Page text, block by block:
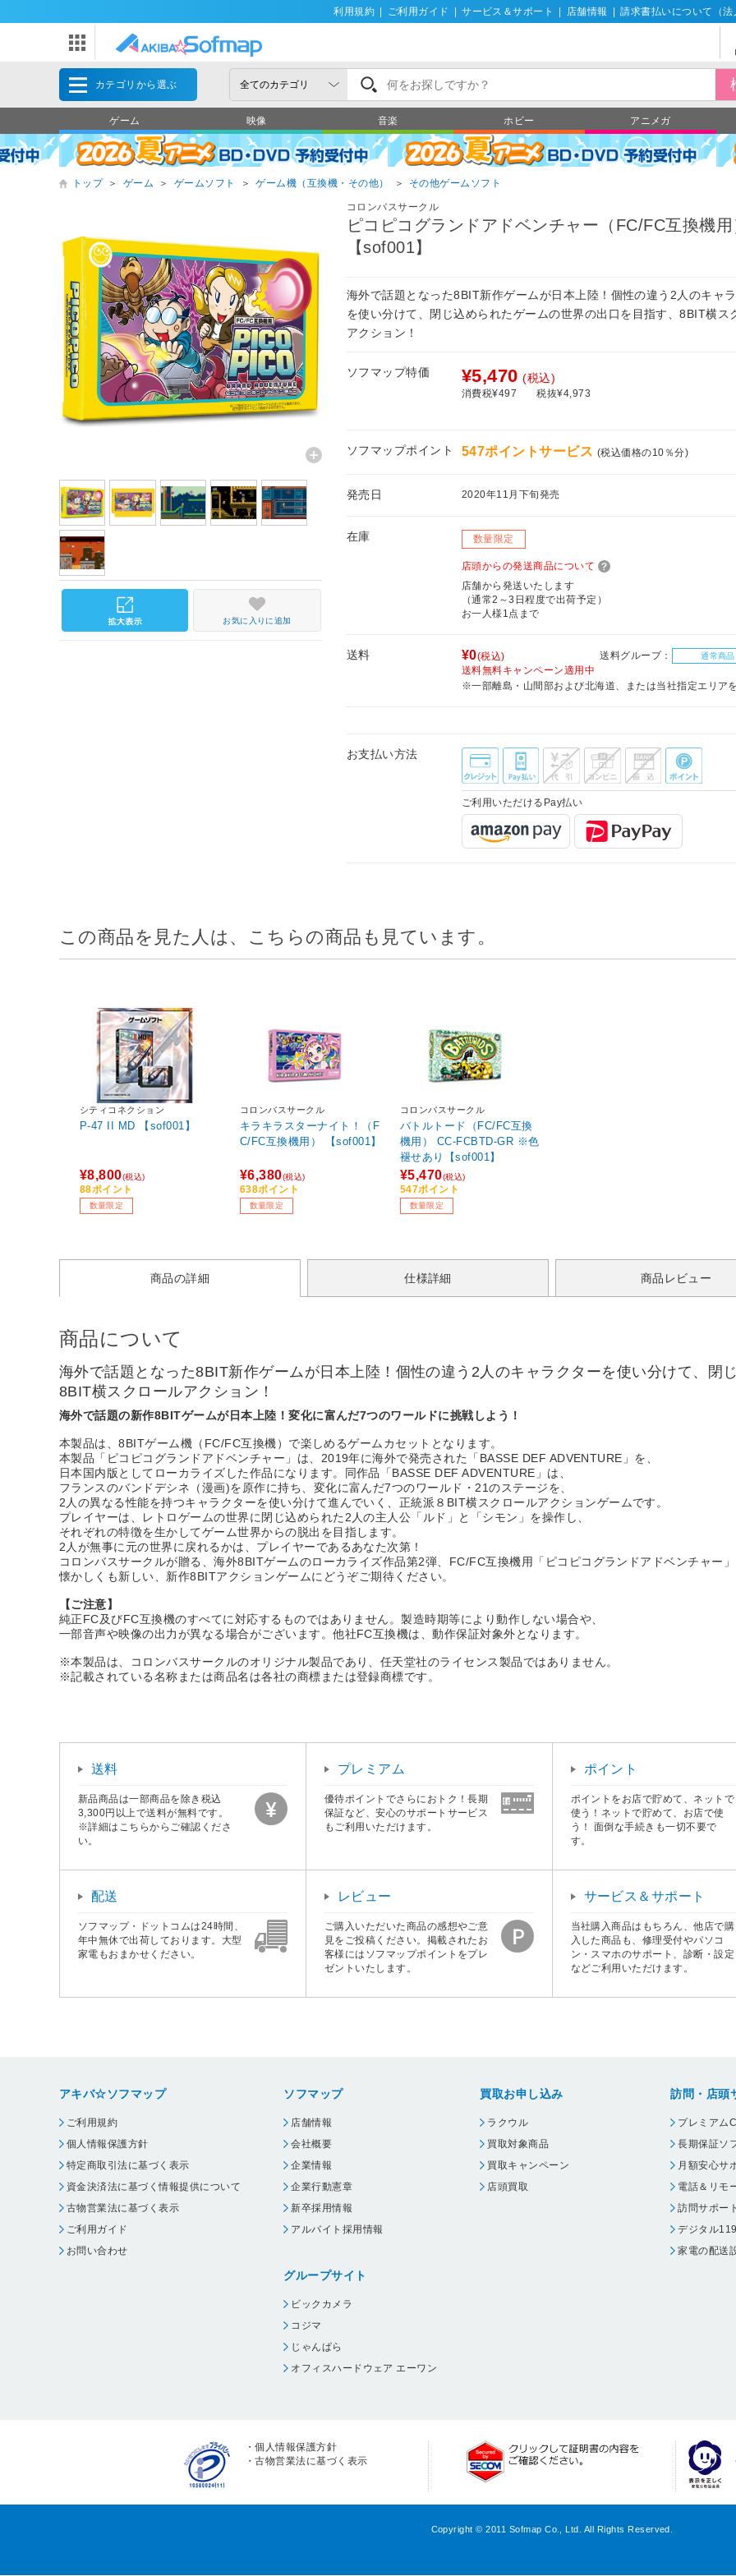
利用規約 ご利用ガイド サービス＆サポート 店舗情報 請求書払いについて（法
カテゴリから選ぶ
ゲーム 映像 音楽 ホビー アニメガ
トップ ＞ ゲーム ＞ ゲームソフト ＞ ゲーム機（互換機・その他） ＞ その他ゲームソフト
コロンバスサークル
ピコピコグランドアドベンチャー（FC/FC互換機用
【sof001】
海外で話題となった8BIT新作ゲームが日本上陸！個性の違う2人のキャ
を使い分けて、閉じ込められたゲームの世界の出口を目指す、8BIT横ス
アクション！
ソフマップ特価 ¥5,470 (税込)
消費税¥497 税抜¥4,973
ソフマップポイント 547ポイントサービス (税込価格の10％分)
発売日 2020年11月下旬発売
在庫 数量限定
店頭からの発送商品について
店舗から発送いたします
（通常2～3日程度で出荷予定）
お一人様1点まで
送料 ¥0(税込) 送料グループ： 通常商品
送料無料キャンペーン適用中
※一部離島・山間部および北海道、または当社指定エリア
お支払い方法
ご利用いただけるPay払い
お気に入りに追加
この商品を見た人は、こちらの商品も見ています。
シティコネクション
P-47 II MD 【sof001】
¥8,800(税込)
88ポイント
数量限定
コロンバスサークル
キラキラスターナイト！（F
C/FC互換機用） 【sof001】
¥6,380(税込)
638ポイント
数量限定
コロンバスサークル
バトルトード（FC/FC互換
機用） CC-FCBTD-GR ※色
褪せあり【sof001】
¥5,470(税込)
547ポイント
数量限定
商品の詳細 仕様詳細 商品レビュー
商品について
海外で話題となった8BIT新作ゲームが日本上陸！個性の違う2人のキャラクターを使い分けて、閉
8BIT横スクロールアクション！
海外で話題の新作8BITゲームが日本上陸！変化に富んだ7つのワールドに挑戦しよう！
本製品は、8BITゲーム機（FC/FC互換機）で楽しめるゲームカセットとなります。
本製品「ピコピコグランドアドベンチャー」は、2019年に海外で発売された「BASSE DEF ADVENTURE」を、
日本国内版としてローカライズした作品になります。同作品「BASSE DEF ADVENTURE」は、
フランスのバンドデシネ（漫画)を原作に持ち、変化に富んだ7つのワールド・21のステージを、
2人の異なる性能を持つキャラクターを使い分けて進んでいく、正統派８BIT横スクロールアクションゲームです。
プレイヤーは、レトロゲームの世界に閉じ込められた2人の主人公「ルド」と「シモン」を操作し、
それぞれの特徴を生かしてゲーム世界からの脱出を目指します。
2人が無事に元の世界に戻れるかは、プレイヤーであるあなた次第！
コロンバスサークルが贈る、海外8BITゲームのローカライズ作品第2弾、FC/FC互換機用「ピコピコグランドアドベンチャー」
懐かしくも新しい、新作8BITアクションゲームにどうぞご期待ください。
【ご注意】
純正FC及びFC互換機のすべてに対応するものではありません。製造時期等により動作しない場合や、
一部音声や映像の出力が異なる場合がございます。他社FC互換機は、動作保証対象外となります。
※本製品は、コロンバスサークルのオリジナル製品であり、任天堂社のライセンス製品ではありません。
※記載されている名称または商品名は各社の商標または登録商標です。
送料
新品商品は一部商品を除き税込
3,300円以上で送料が無料です。
※詳細はこちらからご確認くださ
い。
プレミアム
優待ポイントでさらにおトク！長期
保証など、安心のサポートサービス
もご利用いただけます。
ポイント
ポイントをお店で貯めて、ネットで
使う！ネットで貯めて、お店で使
う！ 面倒な手続きも一切不要で
す。
配送
ソフマップ・ドットコムは24時間、
年中無休で出荷しております。大型
家電もおまかせください。
レビュー
ご購入いただいた商品の感想やご意
見をご投稿ください。掲載されたお
客様にはソフマップポイントをプレ
ゼントいたします。
サービス＆サポート
当社購入商品はもちろん、他店で購
入した商品も、修理受付やパソコ
ン・スマホのサポート、診断・設定
などご利用いただけます。
アキバ☆ソフマップ
ご利用規約
個人情報保護方針
特定商取引法に基づく表示
資金決済法に基づく情報提供について
古物営業法に基づく表示
ご利用ガイド
お問い合わせ
ソフマップ
店舗情報
会社概要
企業情報
企業行動憲章
新卒採用情報
アルバイト採用情報
グループサイト
ビックカメラ
コジマ
じゃんぱら
オフィスハードウェア エーワン
買取お申し込み
ラクウル
買取対象商品
買取キャンペーン
店頭買取
訪問・店頭
プレミアム
長期保証ソ
月額安心サ
電話＆リモ
訪問サポート
デジタル119
家電の配送
・個人情報保護方針
・古物営業法に基づく表示
Copyright © 2011 Sofmap Co., Ltd. All Rights Reserved.